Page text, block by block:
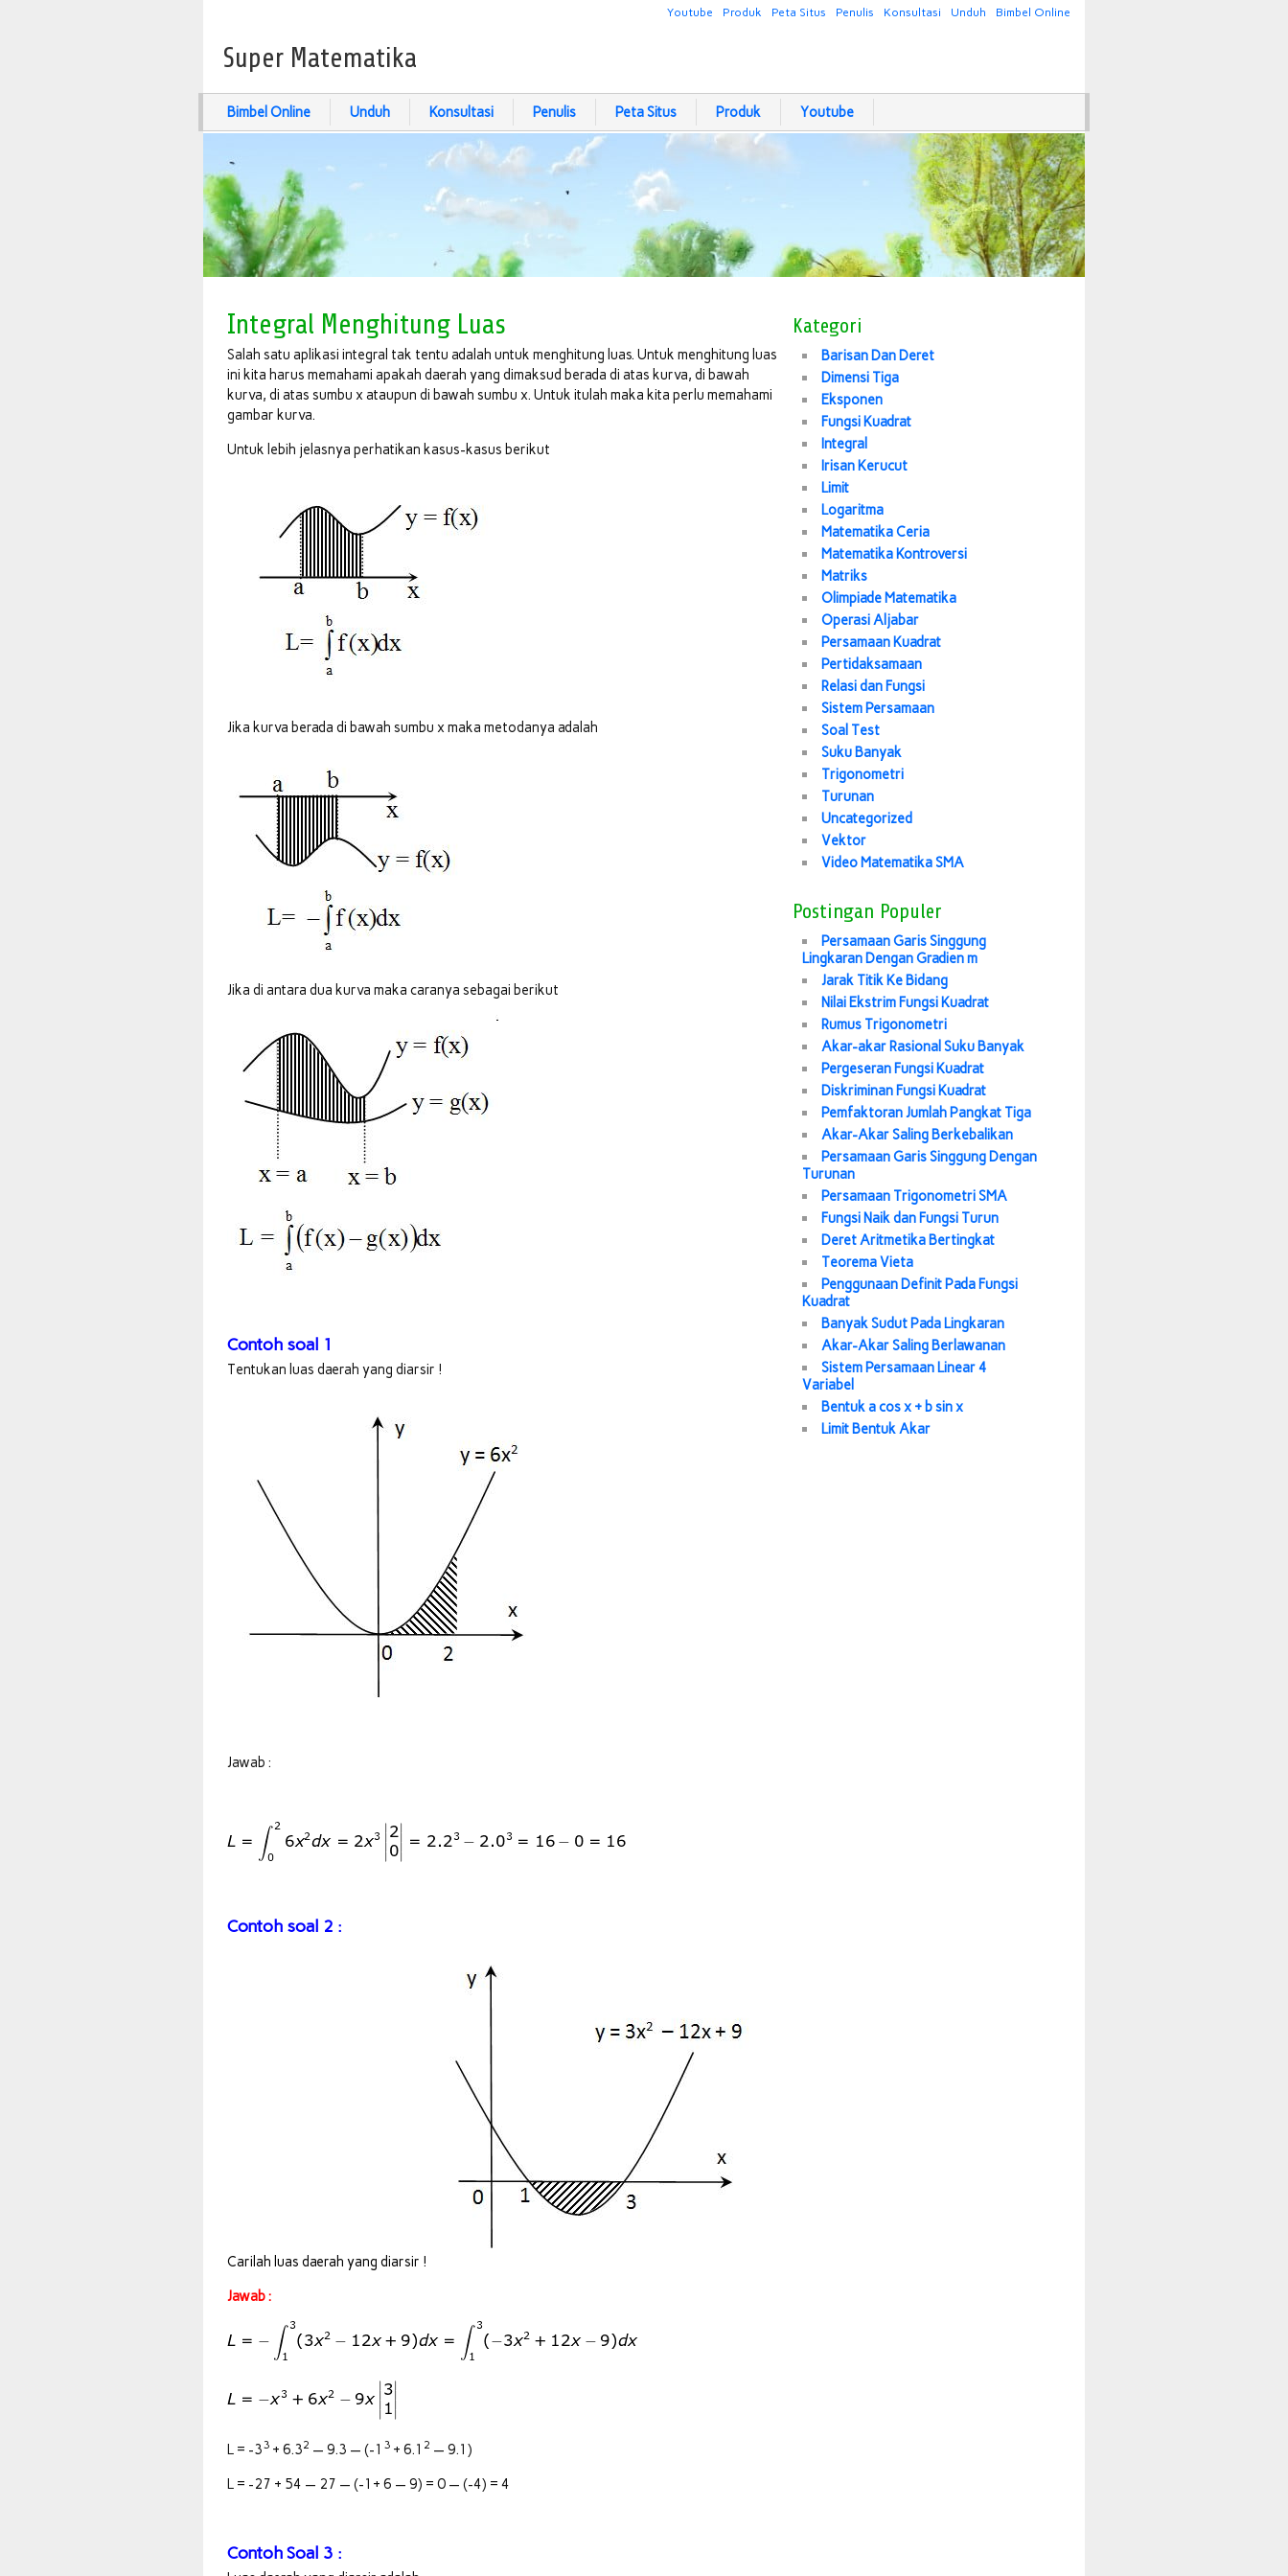
Bimbel Online
Unduh
Konsultasi
Penulis
Peta Situs
Produk
Youtube
Super Matematika
Bimbel Online Unduh Konsultasi Penulis Peta Situs Produk Youtube
Integral Menghitung Luas
Salah satu aplikasi integral tak tentu adalah untuk menghitung luas. Untuk menghitung luas
ini kita harus memahami apakah daerah yang dimaksud berada di atas kurva, di bawah
kurva, di atas sumbu x ataupun di bawah sumbu x. Untuk itulah maka kita perlu memahami
gambar kurva.
Untuk lebih jelasnya perhatikan kasus-kasus berikut
Jika kurva berada di bawah sumbu x maka metodanya adalah
Jika di antara dua kurva maka caranya sebagai berikut
Contoh soal 1
Tentukan luas daerah yang diarsir !
Jawab :
Contoh soal 2 :
Carilah luas daerah yang diarsir !
Jawab :
L = -33 + 6.32 — 9.3 — (-1 3 + 6.1 2 — 9.1)
L = -27 + 54 — 27 — (-1+ 6 — 9) = 0 — (-4) = 4
Contoh Soal 3 :
Kategori
Barisan Dan Deret
Dimensi Tiga
Eksponen
Fungsi Kuadrat
Integral
Irisan Kerucut
Limit
Logaritma
Matematika Ceria
Matematika Kontroversi
Matriks
Olimpiade Matematika
Operasi Aljabar
Persamaan Kuadrat
Pertidaksamaan
Relasi dan Fungsi
Sistem Persamaan
Soal Test
Suku Banyak
Trigonometri
Turunan
Uncategorized
Vektor
Video Matematika SMA
Postingan Populer
Persamaan Garis Singgung
Lingkaran Dengan Gradien m
Jarak Titik Ke Bidang
Nilai Ekstrim Fungsi Kuadrat
Rumus Trigonometri
Akar-akar Rasional Suku Banyak
Pergeseran Fungsi Kuadrat
Diskriminan Fungsi Kuadrat
Pemfaktoran Jumlah Pangkat Tiga
Akar-Akar Saling Berkebalikan
Persamaan Garis Singgung Dengan
Turunan
Persamaan Trigonometri SMA
Fungsi Naik dan Fungsi Turun
Deret Aritmetika Bertingkat
Teorema Vieta
Penggunaan Definit Pada Fungsi
Kuadrat
Banyak Sudut Pada Lingkaran
Akar-Akar Saling Berlawanan
Sistem Persamaan Linear 4
Variabel
Bentuk a cos x + b sin x
Limit Bentuk Akar